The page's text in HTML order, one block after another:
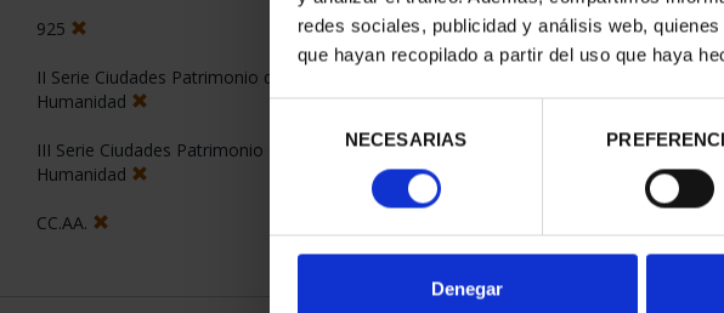
redes sociales, publicidad y análisis web,
que hayan recopilado a partir del uso que haya
consentimiento
NECESARIAS
Denegar
925
II Serie Ciudades Patrimonio de la
Humanidad
III Serie Ciudades Patrimonio de la
Humanidad
CC.AA.
1 Productos encontrados